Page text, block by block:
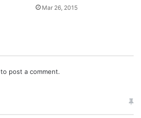
Mar 26, 2015
to post a comment.